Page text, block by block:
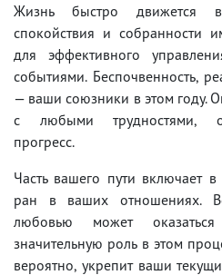
Жизнь быстро движется
спокойствия и собранности
для эффективного
событиями. Беспочвенность,
— ваши союзники в этом году.
с любыми трудностями,
прогресс.
Часть вашего пути включает
ран в ваших отношениях.
любовью может
значительную роль в этом
вероятно, укрепит ваши